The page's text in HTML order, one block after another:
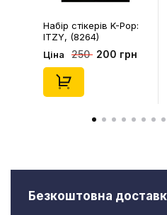
Набір стікерів K-Pop:
ITZY, (8264)
Ціна 250 200 грн
Безкоштовна